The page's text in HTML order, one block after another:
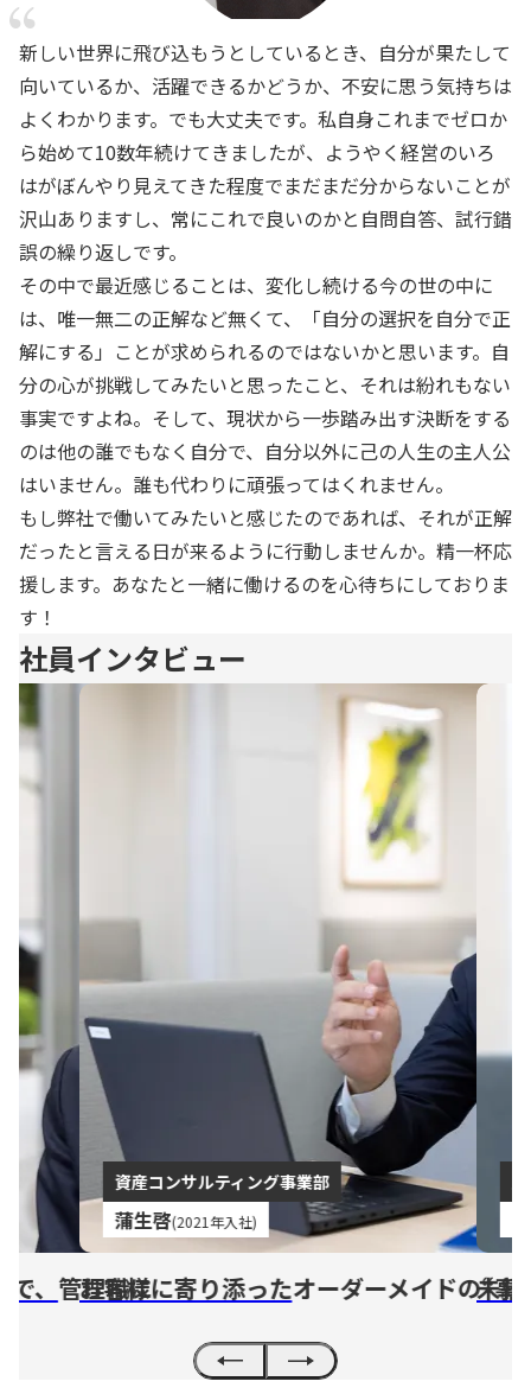
新しい世界に飛び込もうとしているとき、自分が果たして
向いているか、活躍できるかどうか、不安に思う気持ちは
よくわかります。でも大丈夫です。私自身これまでゼロか
ら始めて10数年続けてきましたが、ようやく経営のいろ
はがぼんやり見えてきた程度でまだまだ分からないことが
沢山ありますし、常にこれで良いのかと自問自答、試行錯
誤の繰り返しです。
その中で最近感じることは、変化し続ける今の世の中に
は、唯一無二の正解など無くて、「自分の選択を自分で正
解にする」ことが求められるのではないかと思います。自
分の心が挑戦してみたいと思ったこと、それは紛れもない
事実ですよね。そして、現状から一歩踏み出す決断をする
のは他の誰でもなく自分で、自分以外に己の人生の主人公
はいません。誰も代わりに頑張ってはくれません。
もし弊社で働いてみたいと感じたのであれば、それが正解
だったと言える日が来るように行動しませんか。精一杯応
援します。あなたと一緒に働けるのを心待ちにしておりま
す！
社員インタビュー
産コンサルティング事業部
生啓 (2021年入社)
に寄り添ったオーダーメイドの“事業承継”で
財務コンサルティ
岡田美奈子
未経験から管理